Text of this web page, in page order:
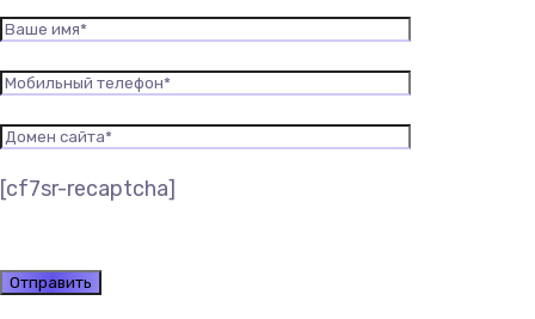
[cf7sr-recaptcha]